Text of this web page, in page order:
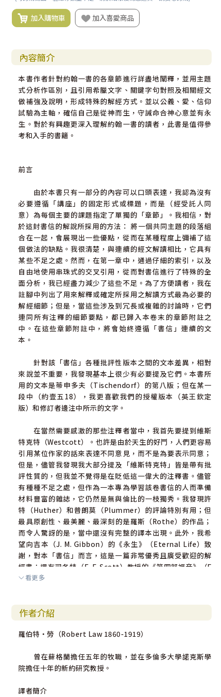
加入購物車 加入喜愛商品
內容簡介
本書作者針對約翰一書的各章節進行詳盡地闡釋，並用主題
式分析作區別，且引用希臘文字、關鍵字句對照及相關經文
做補強及說明，形成特殊的解經方式。並以公義、愛、信仰
試驗為主軸，確信自己是從神而生，守誡命合神心意並有永
生。對於有興趣更深入理解約翰一書的讀者，此書是值得參
考和入手的書籍。
前言
由於本書只有一部分的內容可以口頭表達，我認為沒有
必要遵循「講座」的固定形式或標題，而是（經受託人同
意）為每個主要的課題指定了單獨的「章節」。我相信，對
於這封書信的解說所採用的方法： 將一個共同主題的段落組
合在一起，會展現出一些優點，從而在某種程度上彌補了這
個做法的缺點。我很清楚，與連續的經文解讀相比，它具有
某些不足之處。然而，在第一章中，通過仔細的索引，以及
自由地使用串珠式的交叉引用，從而對書信進行了特殊的全
面分析，我已經盡力減少了這些不足。為了方便讀者，我在
註腳中列出了用來解釋或確定所採用之解讀方式最為必要的
解經細節；但是，當這些涉及到冗長或複雜的討論時，它們
連同所有注釋的細節要點，都已歸入本卷末的章節附註之
中。在這些章節附註中，將會始終遵循「書信」連續的文
本。
針對該「書信」各種批評性版本之間的文本差異，相對
來說並不重要，我發現基本上很少有必要提及它們。本書所
用的文本是蒂申多夫（Tischendorf）的第八版；但在某一
段中（約壹五18），我更喜歡我們的授權版本（英王欽定
版）和修訂者邊注中所示的文字。
在當然需要感激的那些注釋者當中，我首先要提到維斯
特克特（Westcott）。也許是由於天生的好鬥，人們更容易
引用某位作家的話來表達不同意見，而不是為要表示同意；
但是，儘管我發現我大部分提及「維斯特克特」皆是帶有批
評性質的，但我並不覺得是在貶低這一偉大的注釋書。儘管
有種種不足之處，但作為一本專為學習該卷書信的人而準備
材料豐富的雜誌，它仍然是無與倫比的一枝獨秀。我發現許
特（Huther）和普朗莫（Plummer）的評論特別有用；但
最具原創性、最美麗、最深刻的是羅斯（Rothe）的作品；
而令人驚訝的是，當中還沒有完整的譯本出現。此外，我希
望向吉本（J. M. Gibbon）的《永生》（Eternal Life）致
謝，對本「書信」而言，這是一篇非常優秀且廣受歡迎的解
經書；還有司各特（E. F. Scott）教授的《第四部福音》（F
ourth Gospel）， 是因為這部傑出的作品清晰地揭示了許多
mmar of New Testament Greek）更值得我感激，因為我
對其下一卷書的出版已經迫不及待了。
（New College）的神學博士；而尊敬的湯瑪斯．笛克森
（Thomas S. Dickson）， 他是愛丁堡的文學碩士。他們在
衛．杜夫（David Duff, B.D.）先生不僅在這方面提供了同等
看更多
作者介紹
羅伯特‧勞（Robert Law 1860-1919）
曾在蘇格蘭擔任五年的牧職，並在多倫多大學諾克斯學
院擔任十年的新約研究教授。
譯者簡介